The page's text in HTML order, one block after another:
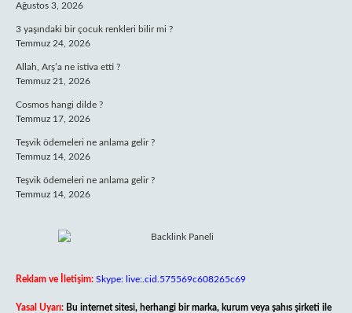
Ağustos 3, 2026
3 yaşındaki bir çocuk renkleri bilir mi ?
Temmuz 24, 2026
Allah, Arş’a ne istiva etti ?
Temmuz 21, 2026
Cosmos hangi dilde ?
Temmuz 17, 2026
Teşvik ödemeleri ne anlama gelir ?
Temmuz 14, 2026
Teşvik ödemeleri ne anlama gelir ?
Temmuz 14, 2026
Reklam ve İletişim: Skype: live:.cid.575569c608265c69
Yasal Uyarı: Bu internet sitesi, herhangi bir marka, kurum veya şahıs şirketi ile